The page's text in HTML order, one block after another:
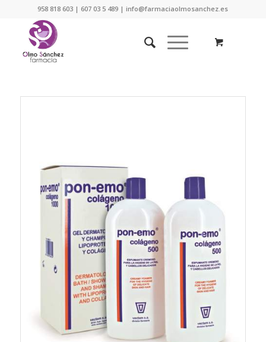
958 818 603 | 607 03 5 489 | info@farmaciaolmosanchez.es